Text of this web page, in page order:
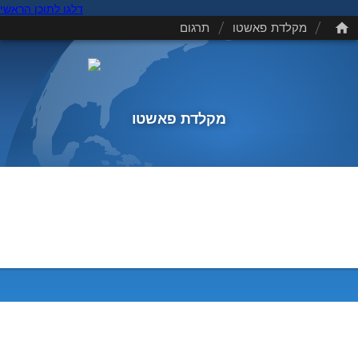
דלגו לתוכן הראשי
/ מקלדת פאשטו / תרגום
מקלדת פאשטו